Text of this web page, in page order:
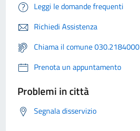
Leggi le domande frequenti
Richiedi Assistenza
Chiama il comune 030.2184000
Prenota un appuntamento
Problemi in città
Segnala disservizio